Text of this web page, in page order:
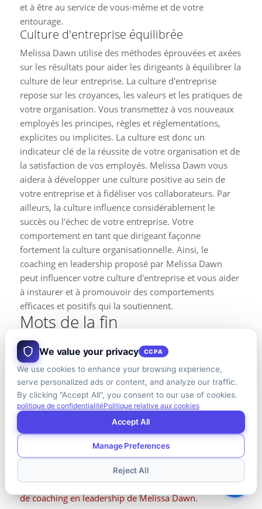
et à être au service de vous-même et de votre
entourage.
Culture d'entreprise équilibrée
Melissa Dawn utilise des méthodes éprouvées et axées
sur les résultats pour aider les dirigeants à équilibrer la
culture de leur entreprise. La culture d'entreprise
repose sur les croyances, les valeurs et les pratiques de
votre organisation. Vous transmettez à vos nouveaux
employés les principes, règles et réglementations,
explicites ou implicites. La culture est donc un
indicateur clé de la réussite de votre organisation et de
la satisfaction de vos employés. Melissa Dawn vous
aidera à développer une culture positive au sein de
votre entreprise et à fidéliser vos collaborateurs. Par
ailleurs, la culture influence considérablement le
succès ou l'échec de votre entreprise. Votre
comportement en tant que dirigeant façonne
fortement la culture organisationnelle. Ainsi, le
coaching en leadership proposé par Melissa Dawn
peut influencer votre culture d'entreprise et vous aider
à instaurer et à promouvoir des comportements
efficaces et positifs qui la soutiennent.
Mots de la fin
Melissa Dawn est l'une des meilleures coachs en
leadership au Canada, une auteure reconnue et une
mentore d'affaires certifiée, détentrice de nombreuses
certifications nationales et internationales. Elle a aidé
des centaines de personnes à optimiser leurs objectifs
de leadership. Grâce à son expertise, ses
connaissances et son expérience exceptionnelles, elles
dirigent des entreprises prospères et plus rentables. Si
vous souhaitez devenir un meilleur leader et améliorer
tous les aspects de votre vie personnelle et
professionnelle, nous vous la recommandons.Services
de coaching en leadership de Melissa Dawn.
We value your privacy CCPA
We use cookies to enhance your browsing experience,
serve personalized ads or content, and analyze our traffic.
By clicking "Accept All", you consent to our use of cookies.
politique de confidentialitéPolitique relative aux cookies
Accept All
Manage Preferences
Reject All